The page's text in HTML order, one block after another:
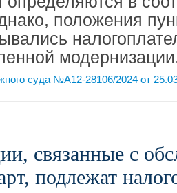
положения
суда №А12-28106/2024 от
связанные с
подлежат